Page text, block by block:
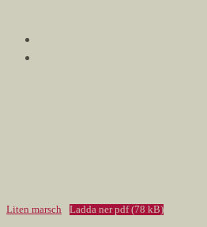
Liten marsch Ladda ner pdf (78 kB)